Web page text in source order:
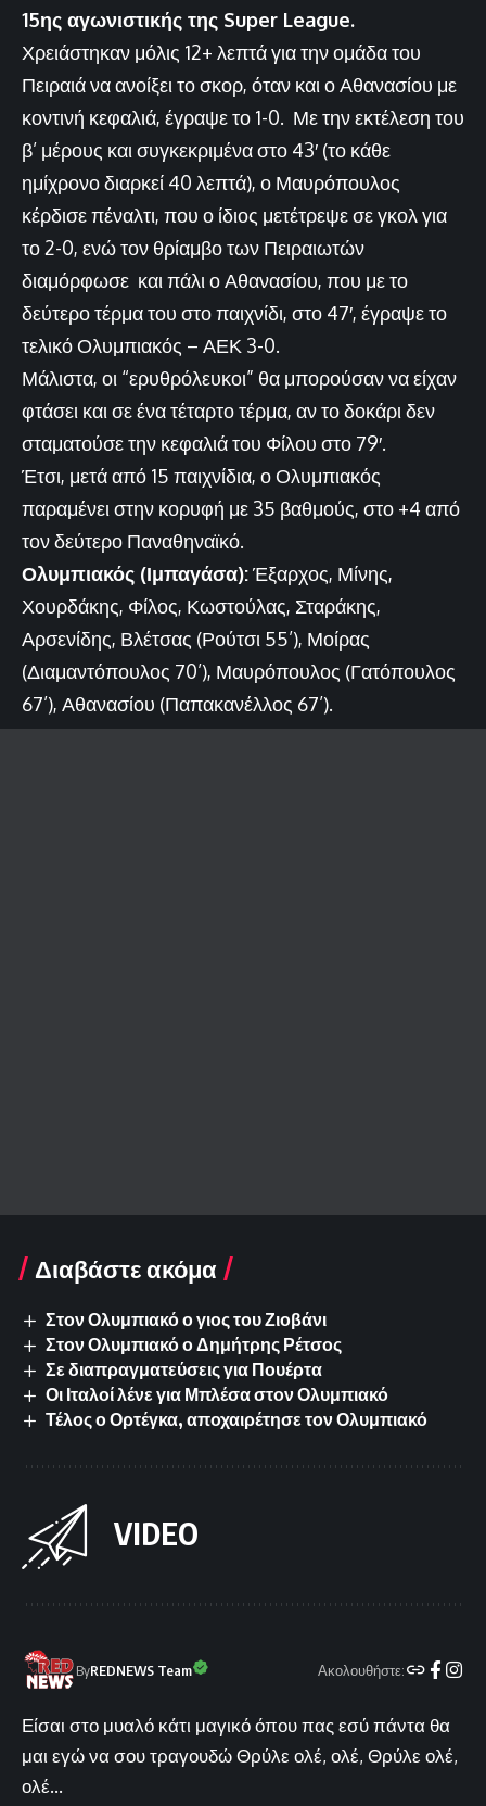
15ης αγωνιστικής της Super League.
Χρειάστηκαν μόλις 12+ λεπτά για την ομάδα του
Πειραιά να ανοίξει το σκορ, όταν και ο Αθανασίου με
κοντινή κεφαλιά, έγραψε το 1-0. Με την εκτέλεση του
β’ μέρους και συγκεκριμένα στο 43′ (το κάθε
ημίχρονο διαρκεί 40 λεπτά), ο Μαυρόπουλος
κέρδισε πέναλτι, που ο ίδιος μετέτρεψε σε γκολ για
το 2-0, ενώ τον θρίαμβο των Πειραιωτών
διαμόρφωσε και πάλι ο Αθανασίου, που με το
δεύτερο τέρμα του στο παιχνίδι, στο 47′, έγραψε το
τελικό Ολυμπιακός – ΑΕΚ 3-0.
Μάλιστα, οι “ερυθρόλευκοι” θα μπορούσαν να είχαν
φτάσει και σε ένα τέταρτο τέρμα, αν το δοκάρι δεν
σταματούσε την κεφαλιά του Φίλου στο 79′.
Έτσι, μετά από 15 παιχνίδια, ο Ολυμπιακός
παραμένει στην κορυφή με 35 βαθμούς, στο +4 από
τον δεύτερο Παναθηναϊκό.
Ολυμπιακός (Ιμπαγάσα):Έξαρχος, Μίνης,
Χουρδάκης, Φίλος, Κωστούλας, Σταράκης,
Αρσενίδης, Βλέτσας (Ρούτσι 55’), Μοίρας
(Διαμαντόπουλος 70’), Μαυρόπουλος (Γατόπουλος
67’), Αθανασίου (Παπακανέλλος 67’).
Διαβάστε ακόμα
Στον Ολυμπιακό ο γιος του Ζιοβάνι
Στον Ολυμπιακό ο Δημήτρης Ρέτσος
Σε διαπραγματεύσεις για Πουέρτα
Οι Ιταλοί λένε για Μπλέσα στον Ολυμπιακό
Τέλος ο Ορτέγκα, αποχαιρέτησε τον Ολυμπιακό
VIDEO
ByREDNEWS Team Ακολουθήστε:
Είσαι στο μυαλό κάτι μαγικό όπου πας εσύ πάντα θα
μαι εγώ να σου τραγουδώ Θρύλε ολέ, ολέ, Θρύλε ολέ,
ολέ...